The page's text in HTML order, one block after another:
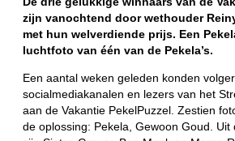
zijn vanochtend door wethouder
met hun welverdiende prijs. Een
luchtfoto van één van de Pekela’s.
Een aantal weken geleden konden
socialmediakanalen en lezers van het
aan de Vakantie PekelPuzzel. Zestien
de oplossing: Pekela, Gewoon Goud. Uit